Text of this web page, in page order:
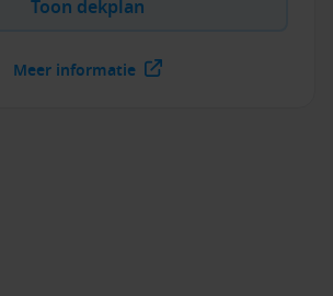
Toon dekplan
Meer informatie